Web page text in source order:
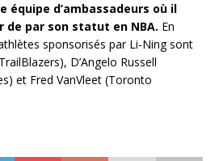
équipe d’ambassadeurs où il
de par son statut en NBA. En
sponsorisés par Li-Ning sont
D’Angelo Russell
et Fred VanVleet (Toronto